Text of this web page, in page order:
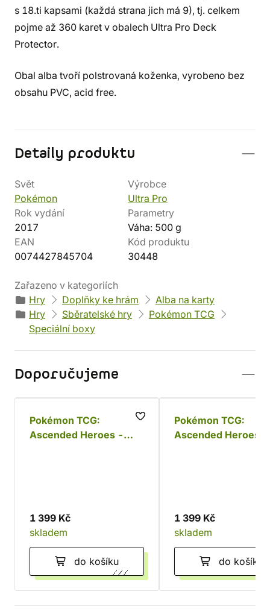
s 18.ti kapsami (každá strana jich má 9), tj. celkem
pojme až 360 karet v obalech Ultra Pro Deck
Protector.
Obal alba tvoří polstrovaná koženka, vyrobeno bez
obsahu PVC, acid free.
Detaily produktu
Svět
Pokémon
Výrobce
Ultra Pro
Rok vydání
2017
Parametry
Váha: 500 g
EAN
0074427845704
Kód produktu
30448
Zařazeno v kategoriích
Hry
Doplňky ke hrám
Alba na karty
Hry
Sběratelské hry
Pokémon TCG
Speciální boxy
Doporučujeme
Pokémon TCG:
Ascended Heroes -
1 399 Kč
skladem
do košíku
Pokémon TCG:
Ascended Heroes -
1 399 Kč
skladem
do košíku